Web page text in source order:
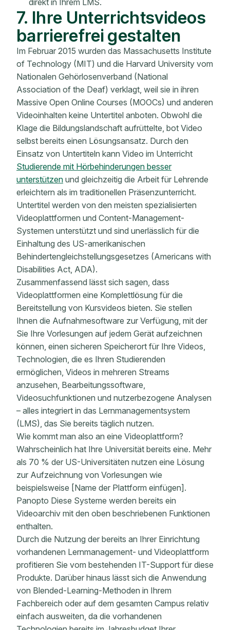
direkt in Ihrem LMS.
7. Ihre Unterrichtsvideos
barrierefrei gestalten
Im Februar 2015 wurden das Massachusetts Institute
of Technology (MIT) und die Harvard University vom
Nationalen Gehörlosenverband (National
Association of the Deaf) verklagt, weil sie in ihren
Massive Open Online Courses (MOOCs) und anderen
Videoinhalten keine Untertitel anboten. Obwohl die
Klage die Bildungslandschaft aufrüttelte, bot Video
selbst bereits einen Lösungsansatz. Durch den
Einsatz von Untertiteln kann Video im Unterricht
Studierende mit Hörbehinderungen besser
unterstützen und gleichzeitig die Arbeit für Lehrende
erleichtern als im traditionellen Präsenzunterricht.
Untertitel werden von den meisten spezialisierten
Videoplattformen und Content-Management-
Systemen unterstützt und sind unerlässlich für die
Einhaltung des US-amerikanischen
Behindertengleichstellungsgesetzes (Americans with
Disabilities Act, ADA).
Zusammenfassend lässt sich sagen, dass
Videoplattformen eine Komplettlösung für die
Bereitstellung von Kursvideos bieten. Sie stellen
Ihnen die Aufnahmesoftware zur Verfügung, mit der
Sie Ihre Vorlesungen auf jedem Gerät aufzeichnen
können, einen sicheren Speicherort für Ihre Videos,
Technologien, die es Ihren Studierenden
ermöglichen, Videos in mehreren Streams
anzusehen, Bearbeitungssoftware,
Videosuchfunktionen und nutzerbezogene Analysen
– alles integriert in das Lernmanagementsystem
(LMS), das Sie bereits täglich nutzen.
Wie kommt man also an eine Videoplattform?
Wahrscheinlich hat Ihre Universität bereits eine. Mehr
als 70 % der US-Universitäten nutzen eine Lösung
zur Aufzeichnung von Vorlesungen wie
beispielsweise [Name der Plattform einfügen].
Panopto Diese Systeme werden bereits ein
Videoarchiv mit den oben beschriebenen Funktionen
enthalten.
Durch die Nutzung der bereits an Ihrer Einrichtung
vorhandenen Lernmanagement- und Videoplattform
profitieren Sie vom bestehenden IT-Support für diese
Produkte. Darüber hinaus lässt sich die Anwendung
von Blended-Learning-Methoden in Ihrem
Fachbereich oder auf dem gesamten Campus relativ
einfach ausweiten, da die vorhandenen